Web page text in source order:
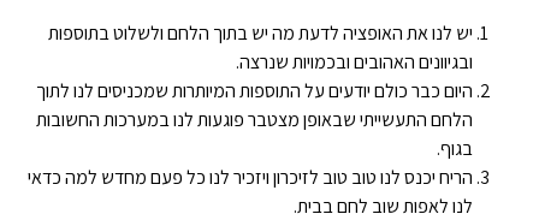
יש לנו את האופציה לדעת מה יש בתוך הלחם ולשלוט בתוספות
ובגיוונים האהובים ובכמויות שנרצה.
היום כבר כולם יודעים על התוספות המיותרות שמכניסים לנו לתוך
הלחם התעשייתי שבאופן מצטבר פוגעות לנו במערכות החשובות
בגוף.
הריח יכנס לנו טוב טוב לזיכרון ויזכיר לנו כל פעם מחדש למה כדאי
לנו לאפות שוב לחם בבית.